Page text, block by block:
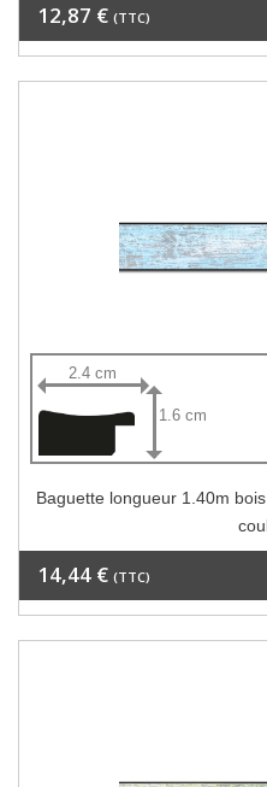
12,87 € (TTC)
2.4 cm
1.6 cm
Baguette longueur 1.40m
14,44 € (TTC)